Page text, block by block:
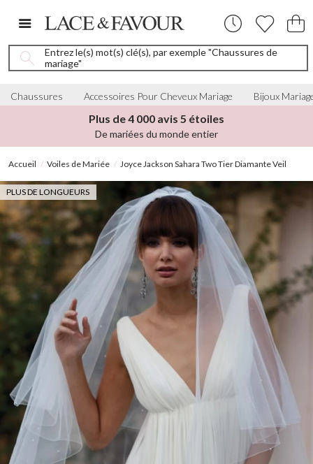
Entrez le(s) mot(s) clé(s), par exemple "Chaussures de
mariage"
Chaussures Accessoires Pour Cheveux Mariage Bijoux
Plus de 4 000 avis 5 étoiles
De mariées du monde entier
Accueil Voiles de Mariée Joyce Jackson Sahara Two Tier Diamante Veil
PLUS DE LONGUEURS